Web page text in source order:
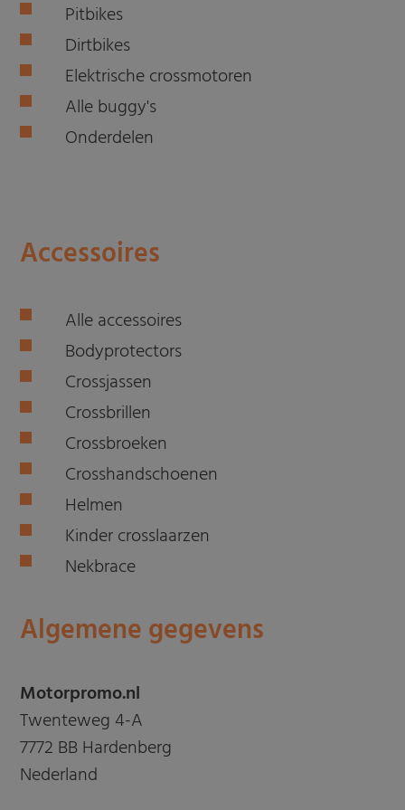
Pitbikes
Dirtbikes
Elektrische crossmotoren
Alle buggy's
Onderdelen
Accessoires
Alle accessoires
Bodyprotectors
Crossjassen
Crossbrillen
Crossbroeken
Crosshandschoenen
Helmen
Kinder crosslaarzen
Nekbrace
Algemene gegevens
Motorpromo.nl
Twenteweg 4-A
7772 BB Hardenberg
Nederland